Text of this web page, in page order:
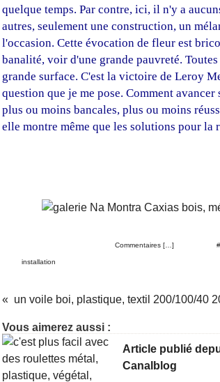
quelque temps. Par contre, ici, il n'y a
autres, seulement une construction, un
l'occasion. Cette évocation de fleur est
banalité, voir d'une grande pauvreté.
grande surface. C'est la victoire de Leroy
question que je me pose. Comment
plus ou moins bancales, plus ou moins
elle montre même que les solutions pour la
Commentaires [ ] #
installation
un voile boi, plastique, textil 200/100/40
Vous aimerez aussi :
Article publié
Canalblog